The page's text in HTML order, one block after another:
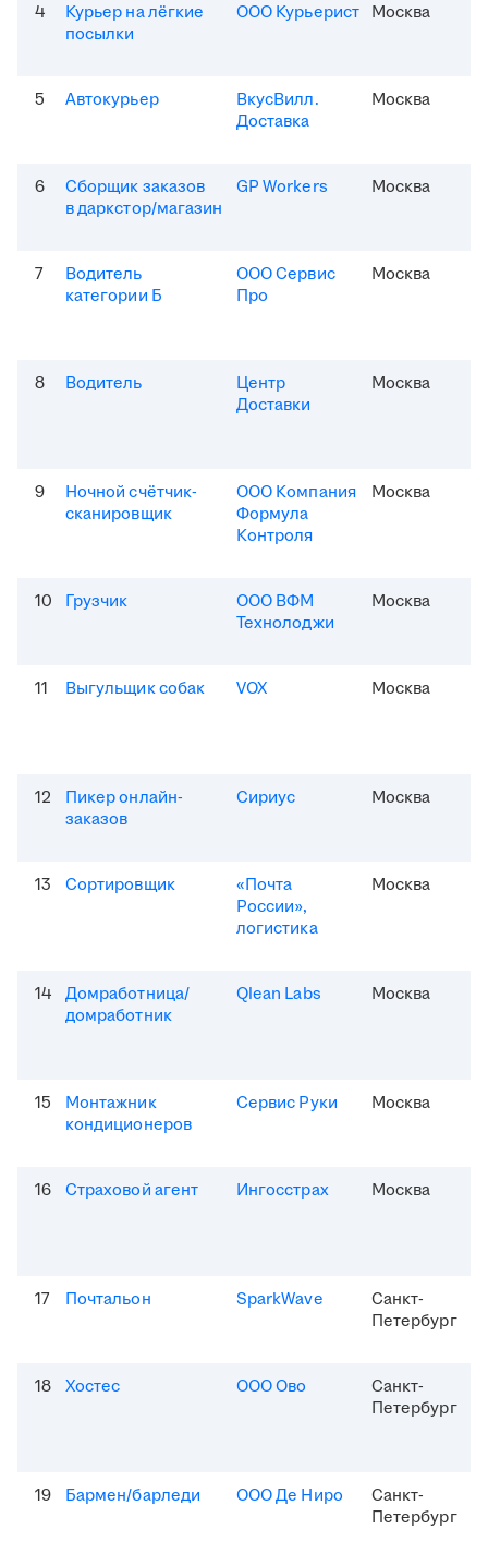
4
Курьер на лёгкие
посылки
ООО Курьерист Москва
5 Автокурьер
ВкусВилл.
Доставка
Москва
6
Сборщик заказов
в даркстор/магазин
GP Workers Москва
7
Водитель
категории Б
ООО Сервис
Про
Москва
8 Водитель
Центр
Доставки
Москва
9
Ночной счётчик-
сканировщик
ООО Компания
Формула
Контроля
Москва
10 Грузчик
ООО ВФМ
Технолоджи
Москва
11 Выгульщик собак VOX Москва
12
Пикер онлайн-
заказов
Сириус Москва
13 Сортировщик
«Почта
России»,
логистика
Москва
14
Домработница/
домработник
Qlean Labs Москва
15
Монтажник
кондиционеров
Сервис Руки Москва
16 Страховой агент Ингосстрах Москва
17 Почтальон SparkWave
Санкт-
Петербург
18 Хостес ООО Ово
Санкт-
Петербург
19 Бармен/барледи ООО Де Ниро
Санкт-
Петербург